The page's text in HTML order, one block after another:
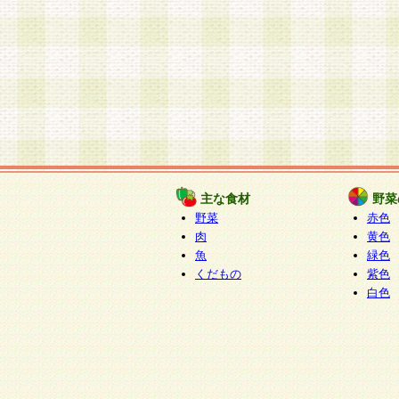
主な食材
野菜
肉
魚
くだもの
野
赤色
黄色
緑色
紫色
白色